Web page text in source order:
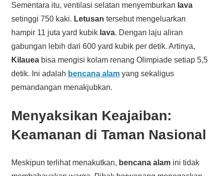
Sementara itu, ventilasi selatan menyemburkan lava
setinggi 750 kaki. Letusan tersebut mengeluarkan
hampir 11 juta yard kubik lava. Dengan laju aliran
gabungan lebih dari 600 yard kubik per detik. Artinya,
Kilaueabisa mengisi kolam renang Olimpiade setiap 5,5
detik. Ini adalah bencana alamyang sekaligus
pemandangan menakjubkan.
Menyaksikan Keajaiban:
Keamanan di Taman Nasional
Meskipun terlihat menakutkan, bencana alamini tidak